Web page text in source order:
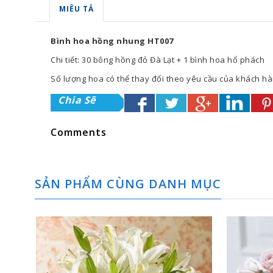
MIÊU TẢ
Bình hoa hồng nhung HT007
Chi tiết: 30 bông hồng đỏ Đà Lạt + 1 bình hoa hổ phách
Số lượng hoa có thể thay đổi theo yêu cầu của khách
Chia Sẽ
Comments
SẢN PHẨM CÙNG DANH MỤC